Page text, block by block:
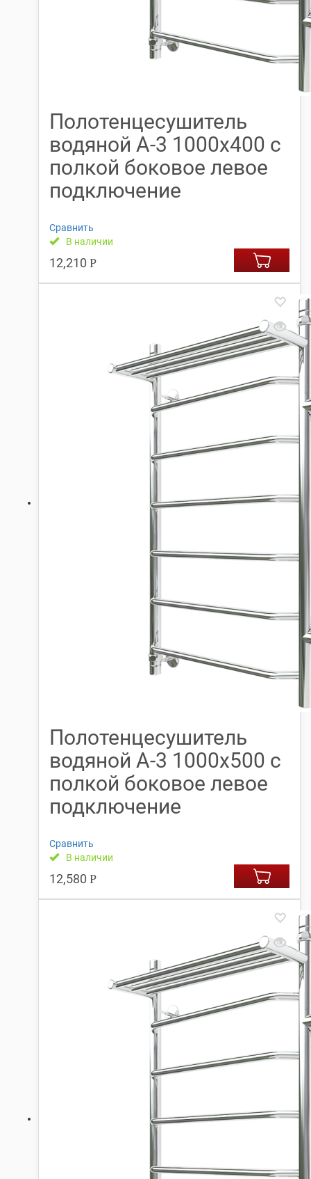
Полотенцесушитель
водяной А-3 1000х400 с
полкой боковое левое
подключение
Сравнить
В наличии
12,210 Р
Полотенцесушитель
водяной А-3 1000х500 с
полкой боковое левое
подключение
Сравнить
В наличии
12,580 Р